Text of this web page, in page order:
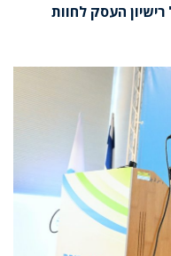
העסק לחוות